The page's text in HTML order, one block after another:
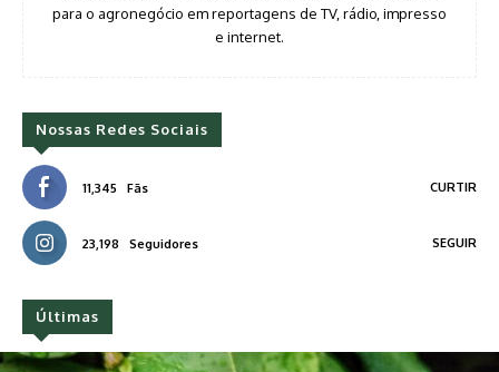
para o agronegócio em reportagens de TV, rádio, impresso
e internet.
Nossas Redes Sociais
11,345 Fãs CURTIR
23,198 Seguidores SEGUIR
Últimas